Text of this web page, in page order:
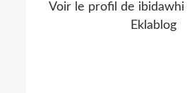
Voir le profil de ibidawhi
Eklablog